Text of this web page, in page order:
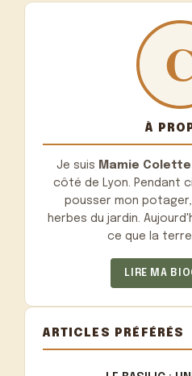
À
Je suis Mamie
côté de Lyon. Pendant
pousser mon
herbes du jardin.
ce que la terre
LIRE MA
ARTICLES PRÉFÉRÉS